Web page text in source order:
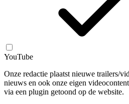
YouTube
Onze redactie plaatst nieuwe trailers/
nieuws en ook onze eigen
via een plugin getoond op de website.